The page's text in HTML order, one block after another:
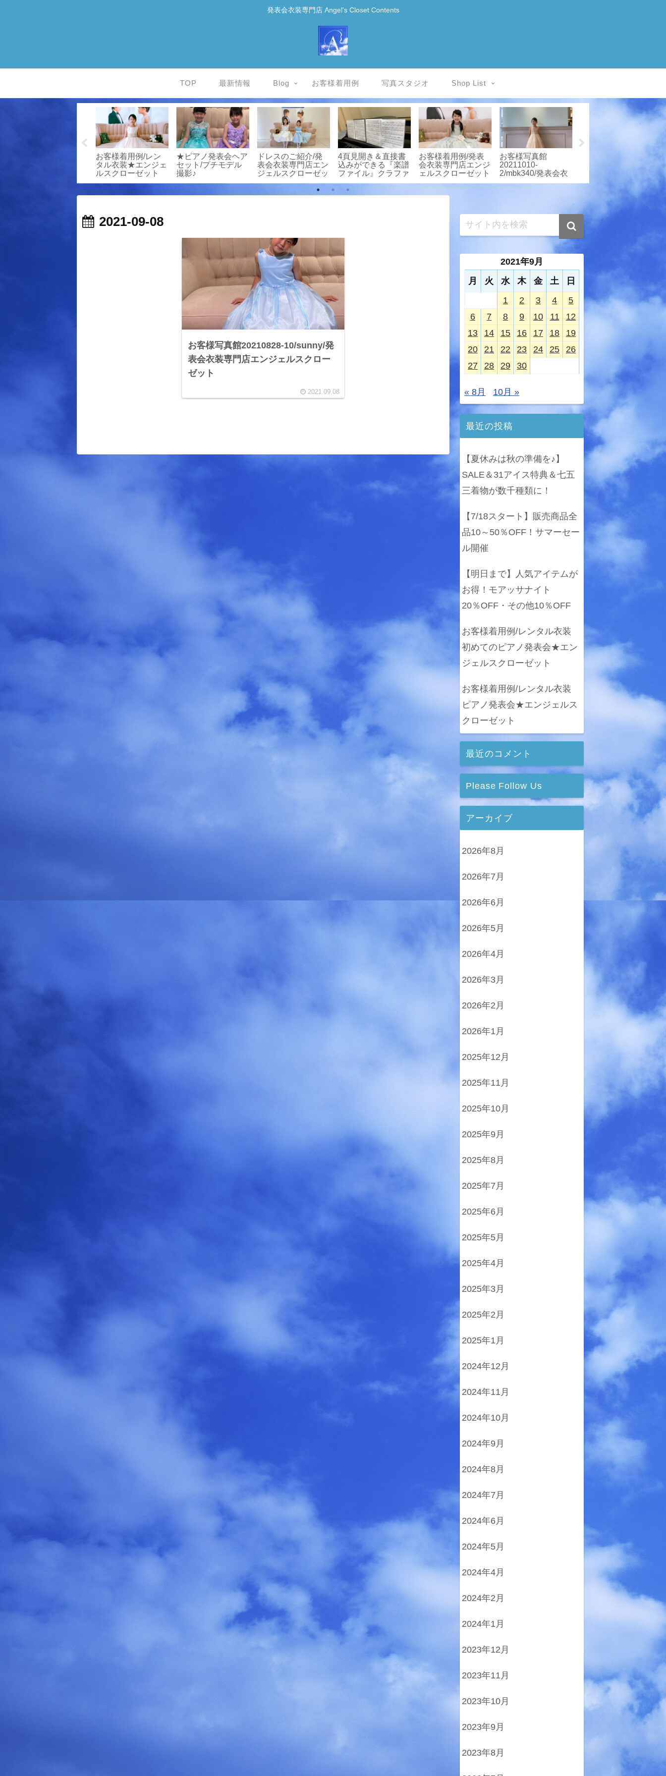
発表会衣装専門店 Angel's Closet Contents
TOP 最新情報 Blog お客様着用例 写真スタジオ Shop List
装専門店エンジェル
★お客様写真館/
「こんなに美しいド
レスみたことな
い！」
お客様写真館/発表
会衣装専門店エンジ
ェルスクローゼット
お客様写真館
20211001-2/yp082/
発表会衣装専門店エ
ンジェルスクローゼ
お客様写真館/発表
会衣装専門店エンジ
ェルスクローゼット
お客様写真館/発表
会衣装専門店エンジ
ェルスクローゼット
お客様写真館/発表
会衣装専門店エンジ
ェルスクローゼット
2021-09-08
お客様写真館20210828-10/sunny/発
表会衣装専門店エンジェルスクロー
ゼット
2021.09.08
2021年9月
月
火 水 木 金 土
日
1
2 3 4
5
6
7 8 9 10 11
12
13
14 15 16 17 18
19
20
21 22 23 24 25
26
27
28 29 30
« 8月 10月 »
最近の投稿
【夏休みは秋の準備を♪】
SALE＆31アイス特典＆七五
三着物が数千種類に！
【7/18スタート】販売商品全
品10～50％OFF！サマーセー
ル開催
【明日まで】人気アイテムが
お得！モアッサナイト
20％OFF・その他10％OFF
お客様着用例/レンタル衣装
初めてのピアノ発表会★エン
ジェルスクローゼット
お客様着用例/レンタル衣装
ピアノ発表会★エンジェルス
クローゼット
最近のコメント
Please Follow Us
アーカイブ
2026年8月
2026年7月
2026年6月
2026年5月
2026年4月
2026年3月
2026年2月
2026年1月
2025年12月
2025年11月
2025年10月
2025年9月
2025年8月
2025年7月
2025年6月
2025年5月
2025年4月
2025年3月
2025年2月
2025年1月
2024年12月
2024年11月
2024年10月
2024年9月
2024年8月
2024年7月
2024年6月
2024年5月
2024年4月
2024年2月
2024年1月
2023年12月
2023年11月
2023年10月
2023年9月
2023年8月